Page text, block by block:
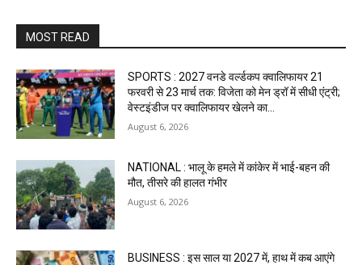
MOST READ
SPORTS : 2027 वनडे वर्ल्डकप क्वालिफायर 21
फरवरी से 23 मार्च तक: विजेता को मेन ड्रॉ में सीधी एंट्री;
वेस्टइंडीज पर क्वालिफायर खेलने का...
August 6, 2026
NATIONAL : भालू के हमले में कांकेर में भाई-बहन की
मौत, तीसरे की हालत गंभीर
August 6, 2026
BUSINESS : इस साल या 2027 में, हाथ में कब आएंगे